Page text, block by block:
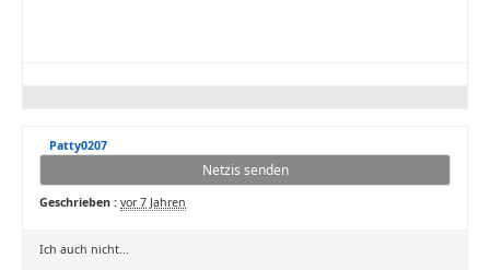
Patty0207
Netzis senden
Geschrieben : vor 7 Jahren
Ich auch nicht...